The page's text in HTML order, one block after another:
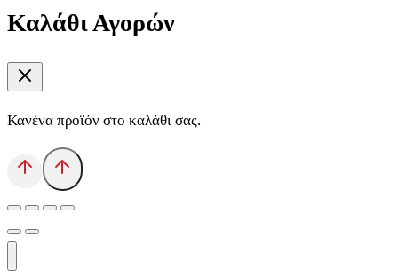
Καλάθι Αγορών
Κανένα προϊόν στο καλάθι σας.